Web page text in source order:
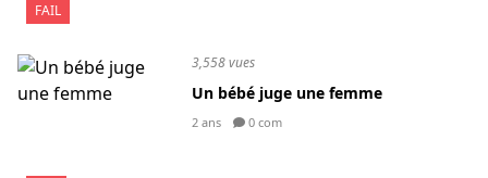
FAIL
3,558 vues
Un bébé juge une femme
2 ans 0 com